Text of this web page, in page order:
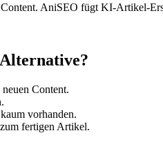
AniSEO fügt KI-Artikel-
Content.
vorhanden.
fertigen Artikel.